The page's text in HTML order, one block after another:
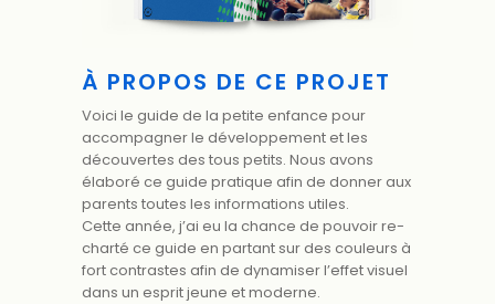
À PROPOS DE CE PROJET
Voici le guide de la petite enfance pour
accompagner le développement et les
découvertes des tous petits. Nous avons
élaboré ce guide pratique afin de donner aux
parents toutes les informations utiles.
Cette année, j’ai eu la chance de pouvoir re-
charté ce guide en partant sur des couleurs à
fort contrastes afin de dynamiser l’effet visuel
dans un esprit jeune et moderne.